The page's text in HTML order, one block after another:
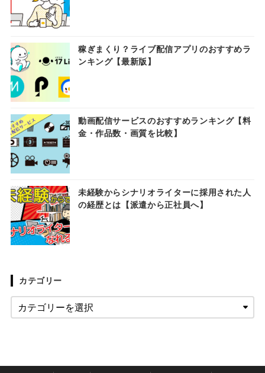
稼ぎまくり？ライブ配信アプリのおすすめラ
ンキング【最新版】
動画配信サービスのおすすめランキング【料
金・作品数・画質を比較】
未経験からシナリオライターに採用された人
の経歴とは【派遣から正社員へ】
カテゴリー